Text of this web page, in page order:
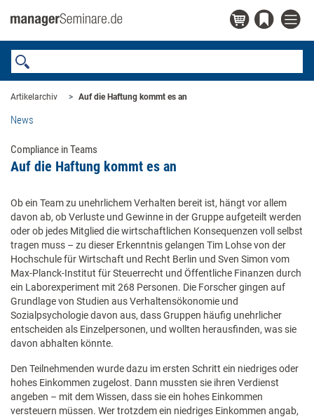
Artikelarchiv Auf die Haftung kommt es an
News
Compliance in Teams
Auf die Haftung kommt es an
Ob ein Team zu unehrlichem Verhalten bereit ist, hängt vor allem
davon ab, ob Verluste und Gewinne in der Gruppe aufgeteilt werden
oder ob jedes Mitglied die wirtschaftlichen Konsequenzen voll selbst
tragen muss – zu dieser Erkenntnis gelangen Tim Lohse von der
Hochschule für Wirtschaft und Recht Berlin und Sven Simon vom
Max-Planck-Institut für Steuerrecht und Öffentliche Finanzen durch
ein Laborexperiment mit 268 Personen. Die Forscher gingen auf
Grundlage von Studien aus Verhaltensökonomie und
Sozialpsychologie davon aus, dass Gruppen häufig unehrlicher
entscheiden als Einzelpersonen, und wollten herausfinden, was sie
davon abhalten könnte.
Den Teilnehmenden wurde dazu im ersten Schritt ein niedriges oder
hohes Einkommen zugelost. Dann mussten sie ihren Verdienst
angeben – mit dem Wissen, dass sie ein hohes Einkommen
versteuern müssen. Wer trotzdem ein niedriges Einkommen angab,